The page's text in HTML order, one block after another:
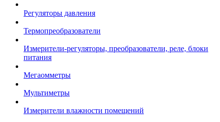
Регуляторы давления
Термопреобразователи
Измерители-регуляторы, преобразователи, реле, блоки
питания
Мегаомметры
Мультиметры
Измерители влажности помещений